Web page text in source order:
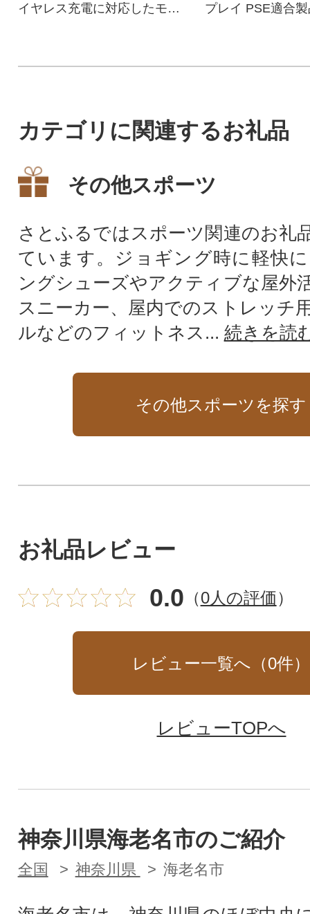
イヤレス充電に対応したモバ
プレイ PSE適合
カテゴリに関連するお礼品
その他スポーツ
さとふるではスポーツ関連のお礼
ています。ジョギング時に軽快
ングシューズやアクティブな屋外
スニーカー、屋内でのストレッチ
ルなどのフィットネス... 続きを読
その他スポーツを探す
お礼品レビュー
0.0 （0人の評価）
レビュー一覧へ（0件）
レビューTOPへ
神奈川県海老名市のご紹介
全国 神奈川県 海老名市